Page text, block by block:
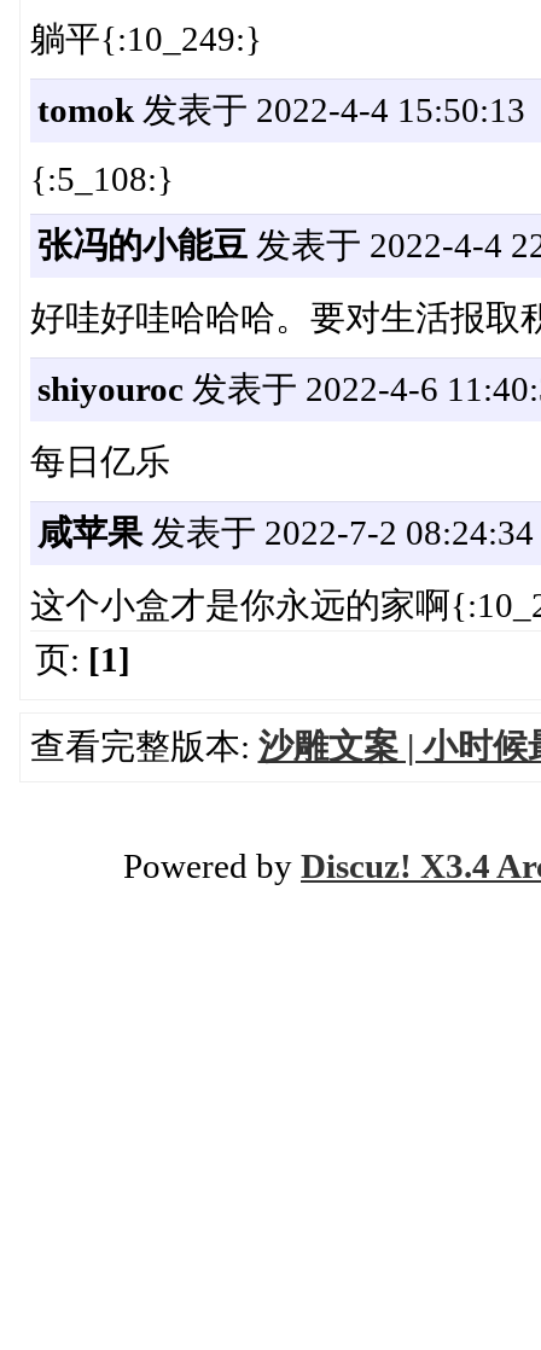
躺平{:10_249:}
tomok发表于 2022-4-4 15:50:13
{:5_108:}
张冯的小能豆发表于 2022-4-4
好哇好哇哈哈哈。要对生活报取
shiyouroc发表于 2022-4-6
每日亿乐
咸苹果发表于 2022-7-2 08:24:34
这个小盒才是你永远的家啊
页: [1]
查看完整版本: 沙雕文案 | 小时
Powered by Discuz! X3.4